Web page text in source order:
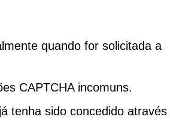
quando for solicitada a
CAPTCHA incomuns.
tenha sido concedido através